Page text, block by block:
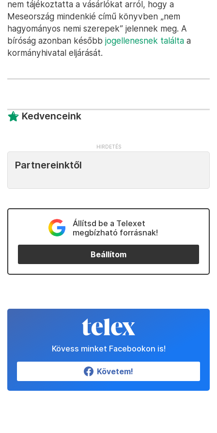
nem tájékoztatta a vásárlókat arról, hogy a
Meseország mindenkié című könyvben „nem
hagyományos nemi szerepek” jelennek meg. A
bíróság azonban később jogellenesnek találta a
kormányhivatal eljárását.
Kedvenceink
Partnereinktől
Állítsd be a Telexet
megbízható forrásnak!
Beállítom
Kövess minket Facebookon is!
Követem!